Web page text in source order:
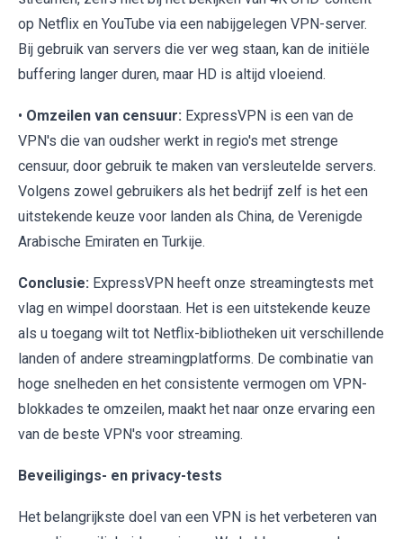
op Netflix en YouTube via een nabijgelegen VPN-server.
Bij gebruik van servers die ver weg staan, kan de initiële
buffering langer duren, maar HD is altijd vloeiend.
• Omzeilen van censuur: ExpressVPN is een van de
VPN's die van oudsher werkt in regio's met strenge
censuur, door gebruik te maken van versleutelde servers.
Volgens zowel gebruikers als het bedrijf zelf is het een
uitstekende keuze voor landen als China, de Verenigde
Arabische Emiraten en Turkije.
Conclusie: ExpressVPN heeft onze streamingtests met
vlag en wimpel doorstaan. Het is een uitstekende keuze
als u toegang wilt tot Netflix-bibliotheken uit verschillende
landen of andere streamingplatforms. De combinatie van
hoge snelheden en het consistente vermogen om VPN-
blokkades te omzeilen, maakt het naar onze ervaring een
van de beste VPN's voor streaming.
Beveiligings- en privacy-tests
Het belangrijkste doel van een VPN is het verbeteren van